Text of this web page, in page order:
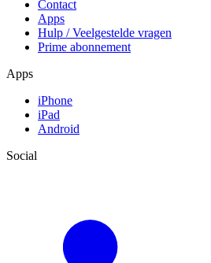
Contact
Apps
Hulp / Veelgestelde vragen
Prime abonnement
Apps
iPhone
iPad
Android
Social